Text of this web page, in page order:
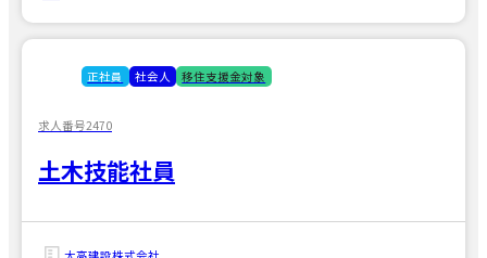
正社員 社会人 移住支援金対象
求人番号2470
土木技能社員